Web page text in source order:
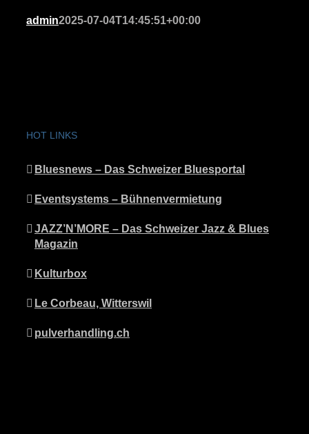
admin2025-07-04T14:45:51+00:00
HOT LINKS
Bluesnews – Das Schweizer Bluesportal
Eventsystems – Bühnenvermietung
JAZZ’N’MORE – Das Schweizer Jazz & Blues
Magazin
Kulturbox
Le Corbeau, Witterswil
pulverhandling.ch